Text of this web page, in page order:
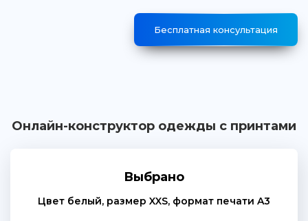
Бесплатная консультация
Онлайн-конструктор одежды с принтами
Выбрано
Цвет белый, размер XXS, формат печати A3